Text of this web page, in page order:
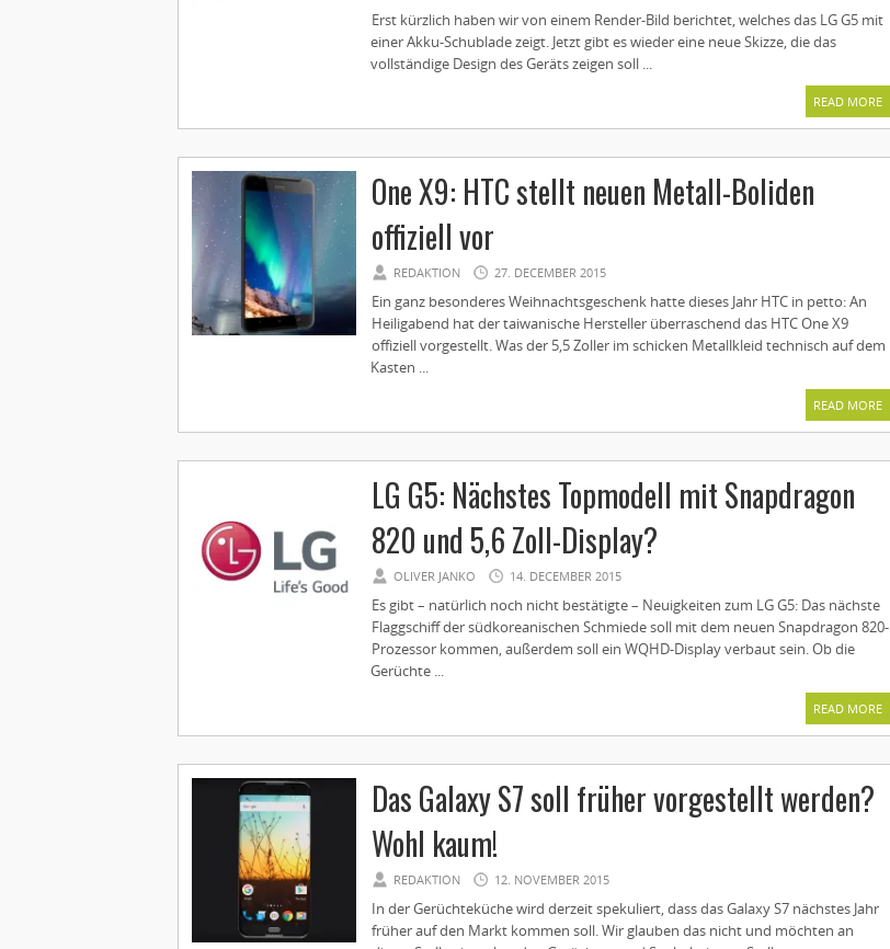
Erst kürzlich haben wir von einem Render-Bild berichtet, welches das LG G5 mit
einer Akku-Schublade zeigt. Jetzt gibt es wieder eine neue Skizze, die das
vollständige Design des Geräts zeigen soll ...
READ MORE
One X9: HTC stellt neuen Metall-Boliden
offiziell vor
REDAKTION 27. DECEMBER 2015
Ein ganz besonderes Weihnachtsgeschenk hatte dieses Jahr HTC in petto: An
Heiligabend hat der taiwanische Hersteller überraschend das HTC One X9
offiziell vorgestellt. Was der 5,5 Zoller im schicken Metallkleid technisch auf dem
Kasten ...
READ MORE
LG G5: Nächstes Topmodell mit Snapdragon
820 und 5,6 Zoll-Display?
OLIVER JANKO 14. DECEMBER 2015
Es gibt – natürlich noch nicht bestätigte – Neuigkeiten zum LG G5: Das nächste
Flaggschiff der südkoreanischen Schmiede soll mit dem neuen Snapdragon 820-
Prozessor kommen, außerdem soll ein WQHD-Display verbaut sein. Ob die
Gerüchte ...
READ MORE
Das Galaxy S7 soll früher vorgestellt werden?
Wohl kaum!
REDAKTION 12. NOVEMBER 2015
In der Gerüchteküche wird derzeit spekuliert, dass das Galaxy S7 nächstes Jahr
früher auf den Markt kommen soll. Wir glauben das nicht und möchten an